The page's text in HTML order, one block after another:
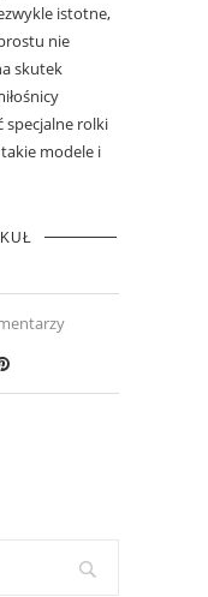
istotne,
nie
skutek
specjalne rolki
modele i